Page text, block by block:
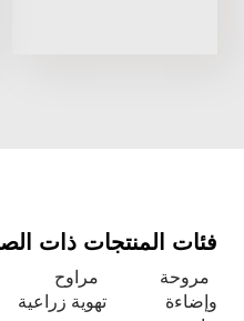
فئات المنتجات ذات
مروحة
وإضاءة
مراوح
تهوية زراعية